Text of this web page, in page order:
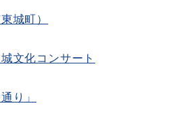
城町）
文化コンサート
り」